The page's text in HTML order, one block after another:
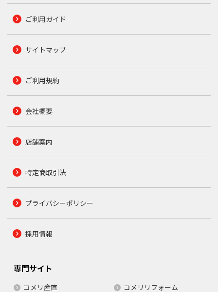
ご利用ガイド
サイトマップ
ご利用規約
会社概要
店舗案内
特定商取引法
プライバシーポリシー
採用情報
専門サイト
コメリ産直 コメリリフォーム